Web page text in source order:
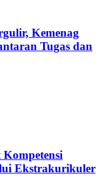
Kemenag
Tugas dan
Ekstrakurikuler